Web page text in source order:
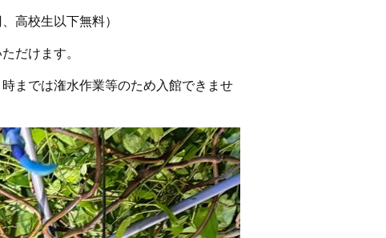
高校生以下無料）
だけます。
までは潅水作業等のため入館できませ